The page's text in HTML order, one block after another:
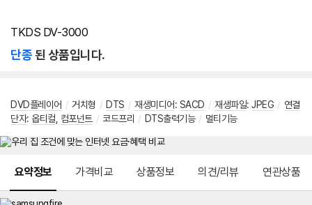
TKDS DV-3000
단종된 상품입니다.
DVD플레이어 / 거치형 / DTS / 재생미디어: SACD / 재생파일: JPEG / 연결
단자: 옵티컬 컴포넌트 / 코드프리 / DTS출력기능 / 멀티기능
요약정보 가격비교 상품정보 의견/리뷰 연관상품